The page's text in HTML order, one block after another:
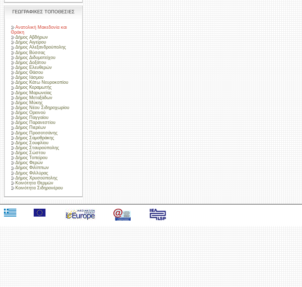
ΓΕΩΓΡΑΦΙΚΕΣ ΤΟΠΟΘΕΣΙΕΣ
Ανατολική Μακεδονία και
Θράκη
Δήμος Αβδήρων
Δήμος Αιγείρου
Δήμος Αλεξανδρούπολης
Δήμος Βύσσας
Δήμος Διδυμοτείχου
Δήμος Δοξάτου
Δήμος Ελευθερών
Δήμος Θάσου
Δήμος Ιάσμου
Δήμος Κάτω Νευροκοπίου
Δήμος Κεραμωτής
Δήμος Μαρωνείας
Δήμος Μεταξάδων
Δήμος Μύκης
Δήμος Νέου Σιδηροχωρίου
Δήμος Ορεινού
Δήμος Παγγαίου
Δήμος Παρανεστίου
Δήμος Πιερέων
Δήμος Προσοτσάνης
Δήμος Σαμοθράκης
Δήμος Σουφλίου
Δήμος Σταυρούπολης
Δήμος Σώστου
Δήμος Τοπείρου
Δήμος Φερών
Δήμος Φιλίππων
Δήμος Φιλλύρας
Δήμος Χρυσούπολης
Κοινότητα Θερμών
Κοινότητα Σιδηρονέρου